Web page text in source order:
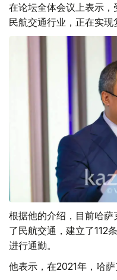
在论坛全体会议上表示
民航交通行业，正在实现
根据他的介绍，目前哈
了民航交通，建立了112
进行通勤。
他表示，在2021年，哈